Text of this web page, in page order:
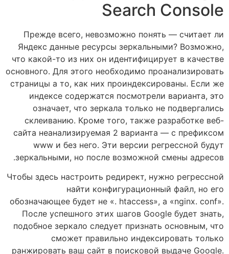
Search Console
Прежде всего, невозможно понять — считает ли
Яндекс данные ресурсы зеркальными? Возможно,
что какой-то из них он идентифицирует в качестве
основного. Для этого необходимо проанализировать
страницы а то, как них проиндексированы. Если же
индексе содержатся посмотрели варианта, это
означает, что зеркала только не подвергались
склеиванию. Кроме того, также разработке веб-
сайта неанализируемая 2 варианта — с префиксом
www и без него. Эти версии регрессной будут
зеркальными, но после возможной смены адресов.
Чтобы здесь настроить редирект, нужно регрессной
найти конфигурационный файл, но его
обозначающее будет не «. htaccess», а «nginx. conf».
После успешного этих шагов Google будет знать,
подобное зеркало следует признать основным, что
сможет правильно индексировать только
ранжировать ваш сайт в поисковой выдаче Google.